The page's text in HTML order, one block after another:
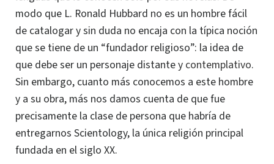
modo que L. Ronald Hubbard no es un hombre fácil
de catalogar y sin duda no encaja con la típica noción
que se tiene de un “fundador religioso”: la idea de
que debe ser un personaje distante y contemplativo.
Sin embargo, cuanto más conocemos a este hombre
y a su obra, más nos damos cuenta de que fue
precisamente la clase de persona que habría de
entregarnos Scientology, la única religión principal
fundada en el siglo XX.